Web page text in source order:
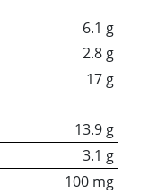
6.1 g
2.8 g
17 g
13.9 g
3.1 g
100 mg